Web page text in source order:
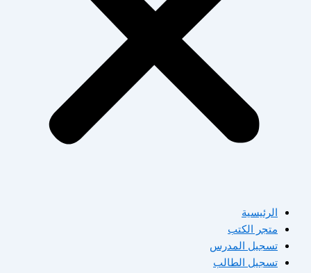
الرئيسية
متجر الكتب
تسجيل المدرس
تسجيل الطالب